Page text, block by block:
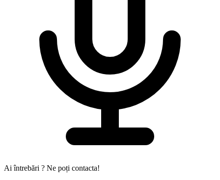
Ai întrebări ? Ne poți contacta!